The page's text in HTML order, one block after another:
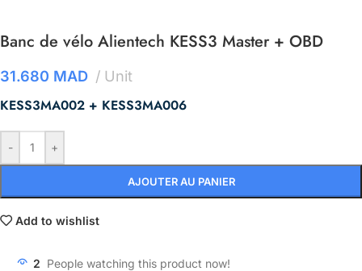
Banc de vélo Alientech KESS3 Master + OBD
31.680 MAD Unit
KESS3MA002 + KESS3MA006
- +
AJOUTER AU PANIER
Add to wishlist
2 People watching this product now!